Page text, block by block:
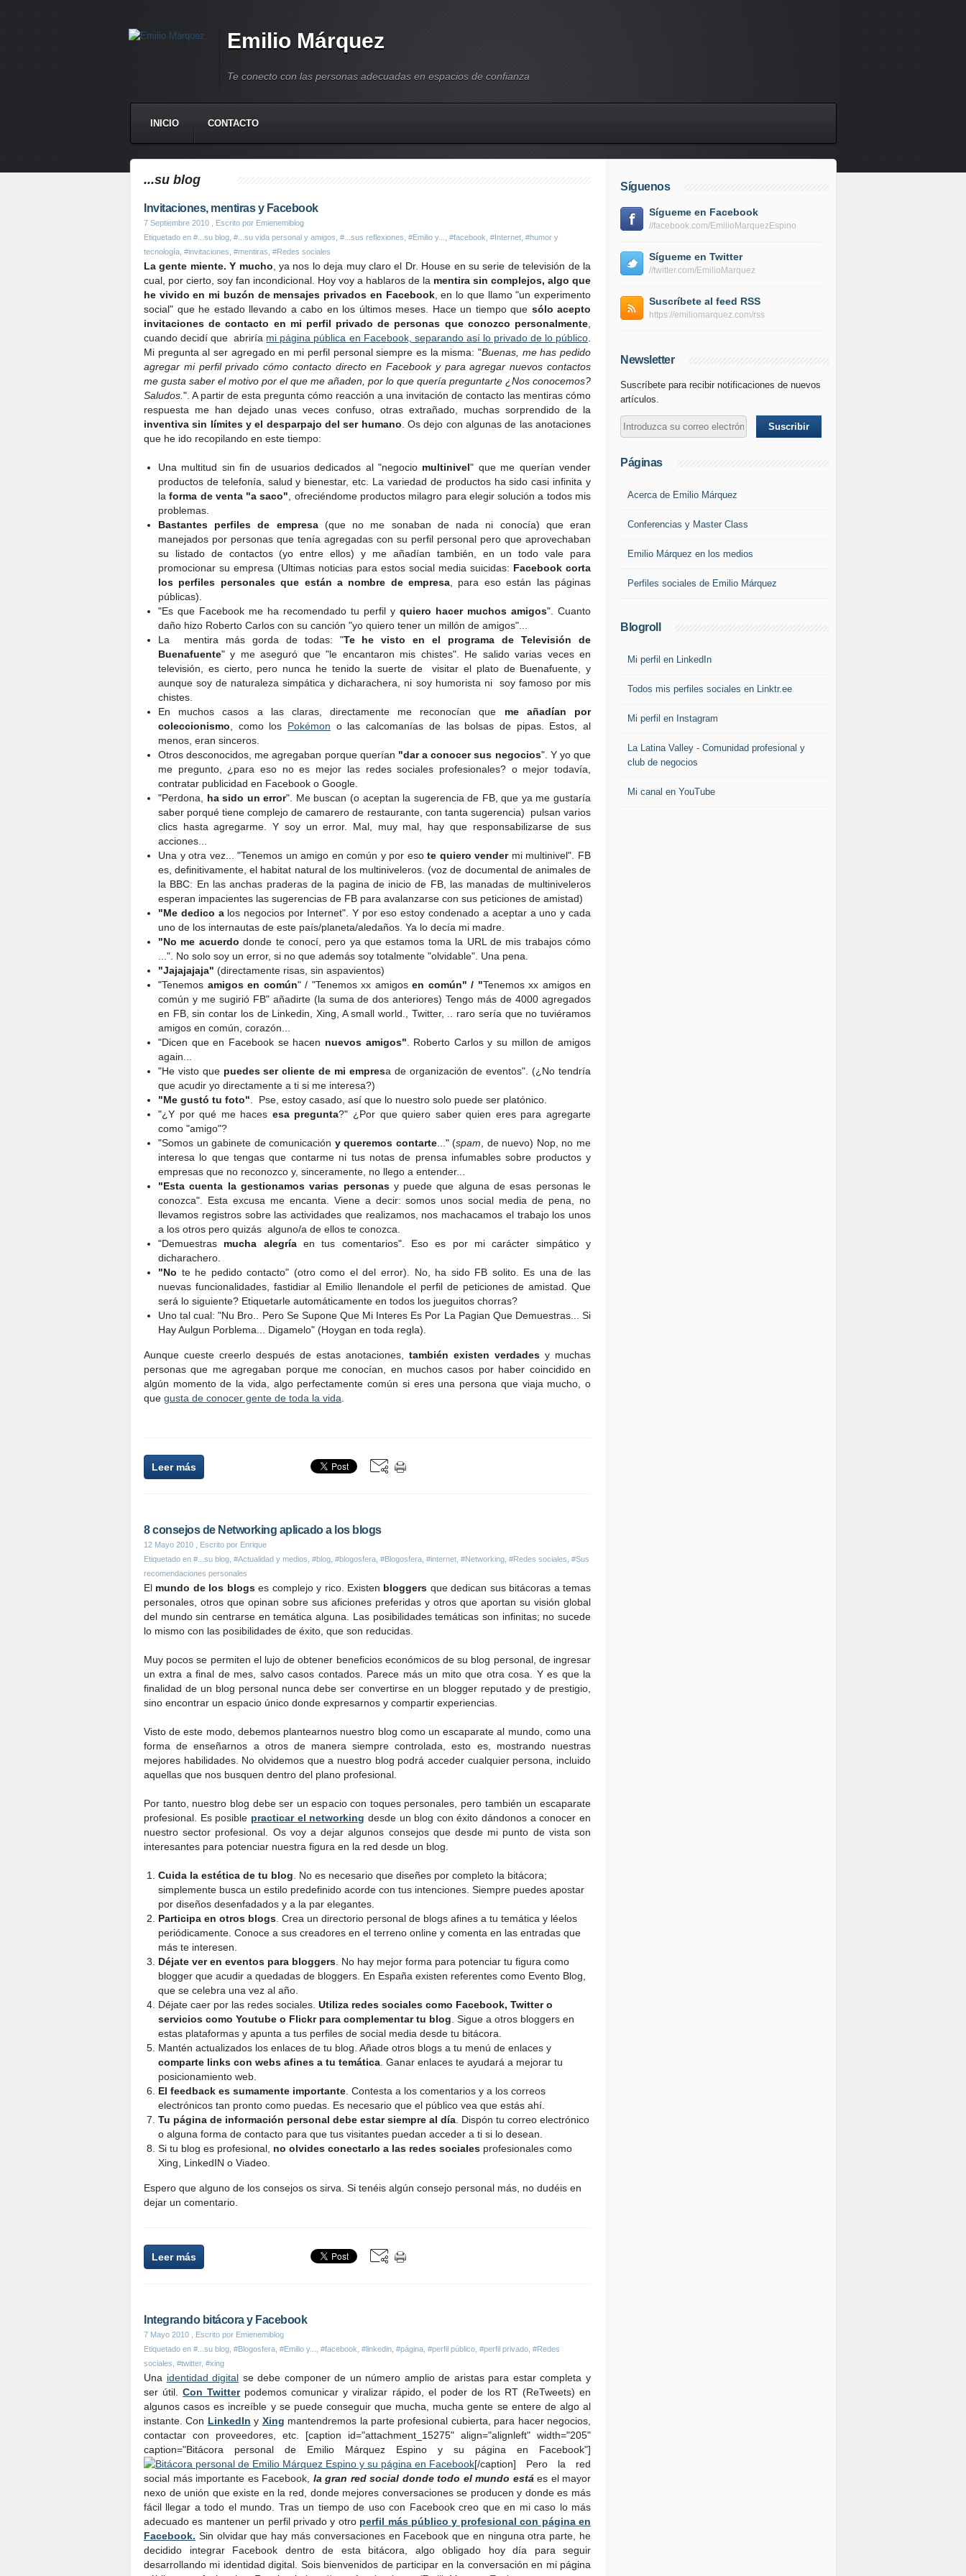
Emilio Márquez
Te conecto con las personas adecuadas en espacios de confianza
INICIO CONTACTO
...su blog
Invitaciones, mentiras y Facebook
7 Septiembre 2010 , Escrito por Emienemiblog
Etiquetado en #...su blog #...su vida personal y amigos #...sus reflexiones #Emilio y... #facebook #Internet #humor y
tecnología #invitaciones #mentiras #Redes sociales
La gente miente. Y mucho , ya nos lo deja muy claro el Dr. House en su serie de televisión de la
cual, por cierto, soy fan incondicional. Hoy voy a hablaros de la mentira sin complejos, algo que
he vivido en mi buzón de mensajes privados en Facebook, en lo que llamo "un experimento
social" que he estado llevando a cabo en los últimos meses. Hace un tiempo que sólo acepto
invitaciones de contacto en mi perfil privado de personas que conozco personalmente
cuando decidí que abriría mi página pública en Facebook, separando así lo privado de lo público
Mi pregunta al ser agregado en mi perfil personal siempre es la misma: "Buenas, me has pedido
agregar mi perfil privado cómo contacto directo en Facebook y para agregar nuevos contactos
me gusta saber el motivo por el que me añaden, por lo que quería preguntarte ¿Nos conocemos?
Saludos. ". A partir de esta pregunta cómo reacción a una invitación de contacto las mentiras cómo
respuesta me han dejado unas veces confuso, otras extrañado, muchas sorprendido de la
inventiva sin límites y el desparpajo del ser humano . Os dejo con algunas de las anotaciones
que he ido recopilando en este tiempo:
Una multitud sin fin de usuarios dedicados al "negocio multinivel" que me querían vender
productos de telefonía, salud y bienestar, etc. La variedad de productos ha sido casi infinita y
laforma de venta "a saco" , ofreciéndome productos milagro para elegir solución a todos mis
problemas.
Bastantes perfiles de empresa(que no me sonaban de nada ni conocía) que eran
manejados por personas que tenía agregadas con su perfil personal pero que aprovechaban
su listado de contactos (yo entre ellos) y me añadían también, en un todo vale para
promocionar su empresa (Ultimas noticias para estos social media suicidas: Facebook corta
los perfiles personales que están a nombre de empresa , para eso están las páginas
públicas).
"Es que Facebook me ha recomendado tu perfil y quiero hacer muchos amigos". Cuanto
daño hizo Roberto Carlos con su canción "yo quiero tener un millón de amigos"...
La mentira más gorda de todas: "Te he visto en el programa de Televisión de
Buenafuente" y me aseguró que "le encantaron mis chistes". He salido varias veces en
televisión, es cierto, pero nunca he tenido la suerte de visitar el plato de Buenafuente, y
aunque soy de naturaleza simpática y dicharachera, ni soy humorista ni soy famoso por mis
chistes.
En muchos casos a las claras, directamente me reconocían que me añadían por
coleccionismo , como los Pokémon o las calcomanías de las bolsas de pipas. Estos, al
menos, eran sinceros.
Otros desconocidos, me agregaban porque querían "dar a conocer sus negocios". Y yo que
me pregunto, ¿para eso no es mejor las redes sociales profesionales? o mejor todavía,
contratar publicidad en Facebook o Google.
"Perdona, ha sido un error". Me buscan (o aceptan la sugerencia de FB, que ya me gustaría
saber porqué tiene complejo de camarero de restaurante, con tanta sugerencia) pulsan varios
clics hasta agregarme. Y soy un error. Mal, muy mal, hay que responsabilizarse de sus
acciones...
Una y otra vez... "Tenemos un amigo en común y por esote quiero vendermi multinivel". FB
es, definitivamente, el habitat natural de los multiniveleros. (voz de documental de animales de
la BBC: En las anchas praderas de la pagina de inicio de FB, las manadas de multiniveleros
esperan impacientes las sugerencias de FB para avalanzarse con sus peticiones de amistad)
"Me dedico alos negocios por Internet". Y por eso estoy condenado a aceptar a uno y cada
uno de los internautas de este país/planeta/aledaños. Ya lo decía mi madre.
"No me acuerdo donde te conocí, pero ya que estamos toma la URL de mis trabajos cómo
...". No solo soy un error, si no que además soy totalmente "olvidable". Una pena.
"Jajajajaja" (directamente risas, sin aspavientos)
"Tenemos amigos en común" / "Tenemos xx amigos en común" / "Tenemos xx amigos en
común y me sugirió FB" añadirte (la suma de dos anteriores) Tengo más de 4000 agregados
en FB, sin contar los de Linkedin, Xing, A small world., Twitter, .. raro sería que no tuviéramos
amigos en común, corazón...
"Dicen que en Facebook se hacen nuevos amigos" . Roberto Carlos y su millon de amigos
again...
"He visto que puedes ser cliente de mi empresa de organización de eventos". (¿No tendría
que acudir yo directamente a ti si me interesa?)
"Me gustó tu foto" . Pse, estoy casado, así que lo nuestro solo puede ser platónico.
"¿Y por qué me haces esa pregunta?" ¿Por que quiero saber quien eres para agregarte
como "amigo"?
"Somos un gabinete de comunicación y queremos contarte..." (spam , de nuevo) Nop, no me
interesa lo que tengas que contarme ni tus notas de prensa infumables sobre productos y
empresas que no reconozco y, sinceramente, no llego a entender...
"Esta cuenta la gestionamos varias personasy puede que alguna de esas personas le
conozca". Esta excusa me encanta. Viene a decir: somos unos social media de pena, no
llevamos registros sobre las actividades que realizamos, nos machacamos el trabajo los unos
a los otros pero quizás alguno/a de ellos te conozca.
"Demuestras mucha alegríaen tus comentarios". Eso es por mi carácter simpático y
dicharachero.
"No te he pedido contacto" (otro como el del error). No, ha sido FB solito. Es una de las
nuevas funcionalidades, fastidiar al Emilio llenandole el perfil de peticiones de amistad. Que
será lo siguiente? Etiquetarle automáticamente en todos los jueguitos chorras?
Uno tal cual: "Nu Bro.. Pero Se Supone Que Mi Interes Es Por La Pagian Que Demuestras... Si
Hay Aulgun Porblema... Digamelo" (Hoygan en toda regla).
Aunque cueste creerlo después de estas anotaciones, también existen verdades y muchas
personas que me agregaban porque me conocían, en muchos casos por haber coincidido en
algún momento de la vida, algo perfectamente común si eres una persona que viaja mucho, o
que gusta de conocer gente de toda la vida
Leer más
8 consejos de Networking aplicado a los blogs
12 Mayo 2010 , Escrito por Enrique
Etiquetado en #...su blog #Actualidad y medios #blog #blogosfera #Blogosfera #internet #Networking #Redes sociales #Sus
recomendaciones personales
El mundo de los blogses complejo y rico. Existen bloggers que dedican sus bitácoras a temas
personales, otros que opinan sobre sus aficiones preferidas y otros que aportan su visión global
del mundo sin centrarse en temática alguna. Las posibilidades temáticas son infinitas; no sucede
lo mismo con las posibilidades de éxito, que son reducidas.
Muy pocos se permiten el lujo de obtener beneficios económicos de su blog personal, de ingresar
un extra a final de mes, salvo casos contados. Parece más un mito que otra cosa. Y es que la
finalidad de un blog personal nunca debe ser convertirse en un blogger reputado y de prestigio,
sino encontrar un espacio único donde expresarnos y compartir experiencias.
Visto de este modo, debemos plantearnos nuestro blog como un escaparate al mundo, como una
forma de enseñarnos a otros de manera siempre controlada, esto es, mostrando nuestras
mejores habilidades. No olvidemos que a nuestro blog podrá acceder cualquier persona, incluido
aquellas que nos busquen dentro del plano profesional.
Por tanto, nuestro blog debe ser un espacio con toques personales, pero también un escaparate
profesional. Es posible practicar el networking desde un blog con éxito dándonos a conocer en
nuestro sector profesional. Os voy a dejar algunos consejos que desde mi punto de vista son
interesantes para potenciar nuestra figura en la red desde un blog.
Cuida la estética de tu blog . No es necesario que diseñes por completo la bitácora;
simplemente busca un estilo predefinido acorde con tus intenciones. Siempre puedes apostar
por diseños desenfadados y a la par elegantes.
Participa en otros blogs . Crea un directorio personal de blogs afines a tu temática y léelos
periódicamente. Conoce a sus creadores en el terreno online y comenta en las entradas que
más te interesen.
Déjate ver en eventos para bloggers . No hay mejor forma para potenciar tu figura como
blogger que acudir a quedadas de bloggers. En España existen referentes como Evento Blog,
que se celebra una vez al año.
Déjate caer por las redes sociales. Utiliza redes sociales como Facebook, Twitter o
servicios como Youtube o Flickr para complementar tu blog . Sigue a otros bloggers en
estas plataformas y apunta a tus perfiles de social media desde tu bitácora.
Mantén actualizados los enlaces de tu blog. Añade otros blogs a tu menú de enlaces y
comparte links con webs afines a tu temática . Ganar enlaces te ayudará a mejorar tu
posicionamiento web.
El feedback es sumamente importante . Contesta a los comentarios y a los correos
electrónicos tan pronto como puedas. Es necesario que el público vea que estás ahí.
Tu página de información personal debe estar siempre al día . Dispón tu correo electrónico
o alguna forma de contacto para que tus visitantes puedan acceder a ti si lo desean.
Si tu blog es profesional, no olvides conectarlo a las redes sociales profesionales como
Xing, LinkedIN o Viadeo.
Espero que alguno de los consejos os sirva. Si tenéis algún consejo personal más, no dudéis en
dejar un comentario.
Leer más
Integrando bitácora y Facebook
7 Mayo 2010 , Escrito por Emienemiblog
Etiquetado en #...su blog #Blogosfera #Emilio y... #facebook #linkedin #página #perfil público #perfil privado #Redes
sociales #twitter, #xing
Una identidad digital se debe componer de un número amplio de aristas para estar completa y
ser útil.Con Twitterpodemos comunicar y viralizar rápido, el poder de los RT (ReTweets) en
algunos casos es increíble y se puede conseguir que mucha, mucha gente se entere de algo al
instante. Con LinkedIn y Xing mantendremos la parte profesional cubierta, para hacer negocios,
contactar con proveedores, etc. [caption id="attachment_15275" align="alignleft" width="205"
caption="Bitácora personal de Emilio Márquez Espino y su página en Facebook"]
[/caption] Pero la red
social más importante es Facebook, la gran red social donde todo el mundo estáes el mayor
nexo de unión que existe en la red, donde mejores conversaciones se producen y donde es más
fácil llegar a todo el mundo. Tras un tiempo de uso con Facebook creo que en mi caso lo más
adecuado es mantener un perfil privado y otro perfil más público y profesional con página en
Facebook. Sin olvidar que hay más conversaciones en Facebook que en ninguna otra parte, he
decidido integrar Facebook dentro de esta bitácora, algo obligado hoy día para seguir
desarrollando mi identidad digital. Sois bienvenidos de participar en la conversación en mi página
Síguenos
Sígueme en Facebook
//facebook.com/EmilioMarquezEspino
Sígueme en Twitter
//twitter.com/EmilioMarquez
Suscríbete al feed RSS
https://emiliomarquez.com/rss
Newsletter
Suscríbete para recibir notificaciones de nuevos
artículos.
Páginas
Acerca de Emilio Márquez
Conferencias y Master Class
Emilio Márquez en los medios
Perfiles sociales de Emilio Márquez
Blogroll
Mi perfil en LinkedIn
Todos mis perfiles sociales en Linktr.ee
Mi perfil en Instagram
La Latina Valley - Comunidad profesional y
club de negocios
Mi canal en YouTube